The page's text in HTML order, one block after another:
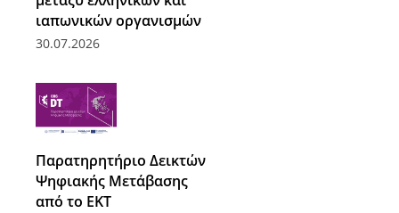
ιαπωνικών οργανισμών
30.07.2026
Παρατηρητήριο Δεικτών
Ψηφιακής Μετάβασης
από το ΕΚΤ